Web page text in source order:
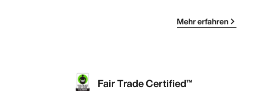
Mehr erfahren
Fair Trade Certified™